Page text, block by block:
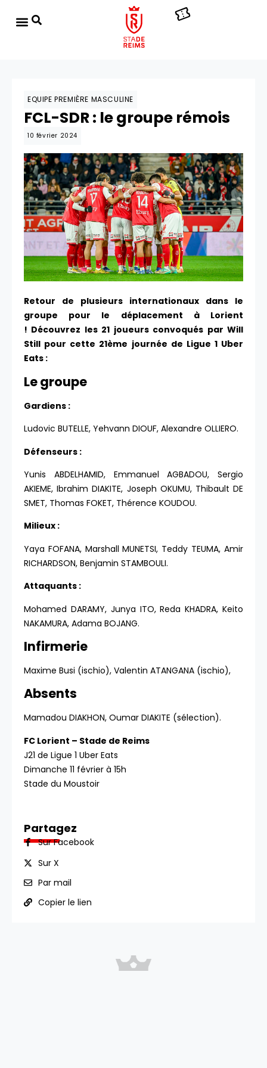
EQUIPE PREMIÈRE MASCULINE
FCL-SDR : le groupe rémois
10 février 2024
Retour de plusieurs internationaux dans le
groupe pour le déplacement à Lorient
! Découvrez les 21 joueurs convoqués par Will
Still pour cette 21ème journée de Ligue 1 Uber
Eats :
Le groupe
Gardiens :
Ludovic BUTELLE, Yehvann DIOUF, Alexandre OLLIERO.
Défenseurs :
Yunis ABDELHAMID, Emmanuel AGBADOU, Sergio
AKIEME, Ibrahim DIAKITE, Joseph OKUMU, Thibault DE
SMET, Thomas FOKET, Thérence KOUDOU.
Milieux :
Yaya FOFANA, Marshall MUNETSI, Teddy TEUMA, Amir
RICHARDSON, Benjamin STAMBOULI.
Attaquants :
Mohamed DARAMY, Junya ITO, Reda KHADRA, Keito
NAKAMURA, Adama BOJANG.
Infirmerie
Maxime Busi (ischio), Valentin ATANGANA (ischio),
Absents
Mamadou DIAKHON, Oumar DIAKITE (sélection).
FC Lorient – Stade de Reims
J21 de Ligue 1 Uber Eats
Dimanche 11 février à 15h
Stade du Moustoir
Partagez
Sur Facebook
Sur X
Par mail
Copier le lien